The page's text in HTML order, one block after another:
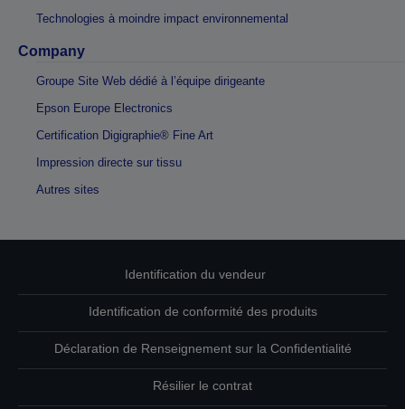
Technologies à moindre impact environnemental
Company
Groupe Site Web dédié à l’équipe dirigeante
Epson Europe Electronics
Certification Digigraphie® Fine Art
Impression directe sur tissu
Autres sites
Identification du vendeur
Identification de conformité des produits
Déclaration de Renseignement sur la Confidentialité
Résilier le contrat